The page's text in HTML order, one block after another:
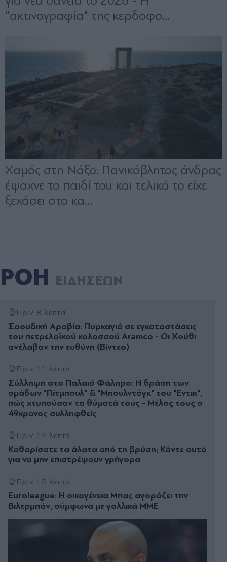
ΡΟΗ ΕΙΔΗΣΕΩΝ
Πριν 8 λεπτά
Σαουδική Αραβία: Πυρκαγιά σε εγκαταστάσεις
του πετρελαϊκού κολοσσού Aramco - Οι Χούθι
ανέλαβαν την ευθύνη (Βίντεο)
Πριν 11 λεπτά
Σύλληψη στο Παλαιό Φάληρο: Η δράση των
ομάδων "Πίτμπουλ" & "Μπουλντόγκ" του "Έντικ",
πώς χτυπούσαν τα θύματά τους - Μέλος τους ο
49χρονος συλληφθείς
Πριν 14 λεπτά
Καθαρίσατε τα άλατα από τη βρύση; Κάντε αυτό
για να μην επιστρέψουν γρήγορα
Πριν 15 λεπτά
Euroleague: Η οικογένεια Μπας αγοράζει την
Βιλερμπάν, σύμφωνα με γαλλικά ΜΜΕ